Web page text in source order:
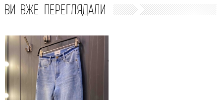
ВИ ВЖЕ ПЕРЕГЛЯДАЛИ